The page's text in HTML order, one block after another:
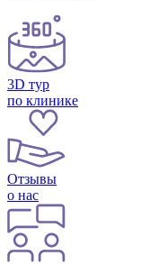
3D тур
по клинике
Отзывы
о нас